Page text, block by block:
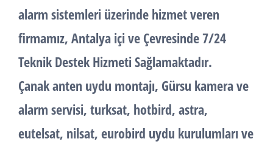
alarm sistemleri üzerinde hizmet veren
firmamız, Antalya içi ve Çevresinde 7/24
Teknik Destek Hizmeti Sağlamaktadır.
Çanak anten uydu montajı, Gürsu kamera ve
alarm servisi, turksat, hotbird, astra,
eutelsat, nilsat, eurobird uydu kurulumları ve